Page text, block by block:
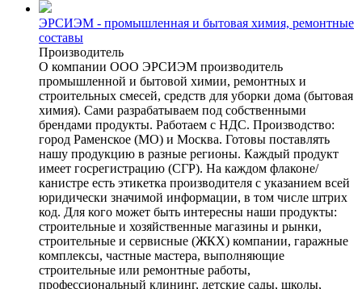
ЭРСИЭМ - промышленная и бытовая химия, ремонтные
составы
Производитель
О компании ООО ЭРСИЭМ производитель
промышленной и бытовой химии, ремонтных и
строительных смесей, средств для уборки дома (бытовая
химия). Сами разрабатываем под собственными
брендами продукты. Работаем с НДС. Производство:
город Раменское (МО) и Москва. Готовы поставлять
нашу продукцию в разные регионы. Каждый продукт
имеет госрегистрацию (СГР). На каждом флаконе/
канистре есть этикетка производителя с указанием всей
юридически значимой информации, в том числе штрих
код. Для кого может быть интересны наши продукты:
строительные и хозяйственные магазины и рынки,
строительные и сервисные (ЖКХ) компании, гаражные
комплексы, частные мастера, выполняющие
строительные или ремонтные работы,
профессиональный клининг, детские сады, школы,